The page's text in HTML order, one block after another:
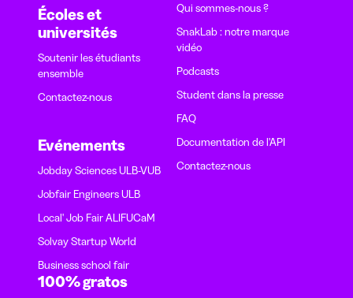
Écoles et
universités
Soutenir les étudiants
ensemble
Contactez-nous
Evénements
Jobday Sciences ULB-VUB
Jobfair Engineers ULB
Local' Job Fair ALIFUCaM
Solvay Startup World
Business school fair
Qui sommes-nous ?
SnakLab : notre marque
vidéo
Podcasts
Student dans la presse
FAQ
Documentation de l'API
Contactez-nous
100% gratos